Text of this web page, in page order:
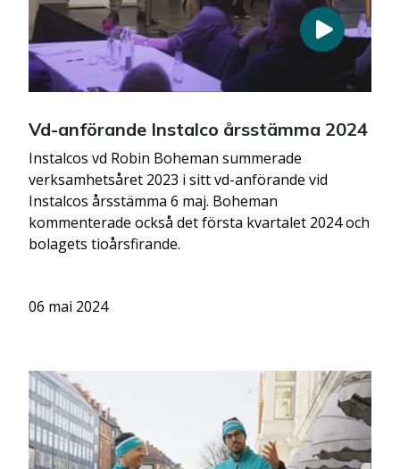
Vd-anförande Instalco årsstämma 2024
Instalcos vd Robin Boheman summerade
verksamhetsåret 2023 i sitt vd-anförande vid
Instalcos årsstämma 6 maj. Boheman
kommenterade också det första kvartalet 2024 och
bolagets tioårsfirande.
06 mai 2024